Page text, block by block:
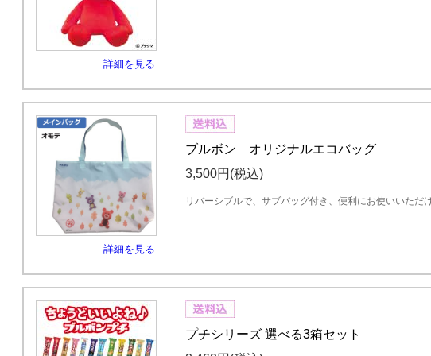
詳細を見る
詳細を見る
ブルボン オリジナルエコバッグ
3,500円 (税込)
リバーシブルで、サブバッグ付き、便利にお使いいただ
プチシリーズ 選べる3箱セット